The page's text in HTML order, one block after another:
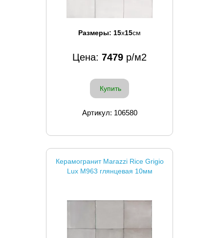
Размеры: 15x15см
Цена: 7479 р/м2
Купить
Артикул: 106580
Керамогранит Marazzi Rice Grigio
Lux M963 глянцевая 10мм